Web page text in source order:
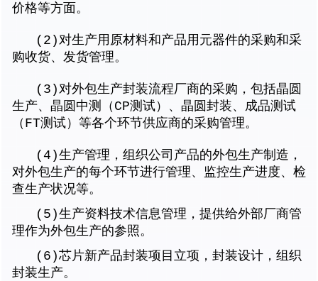
价格等方面。
(2)对生产用原材料和产品用元器件的采购和采
购收货、发货管理。
(3)对外包生产封装流程厂商的采购，包括晶圆
生产、晶圆中测（CP测试）、晶圆封装、成品测试
（FT测试）等各个环节供应商的采购管理。
(4)生产管理，组织公司产品的外包生产制造，
对外包生产的每个环节进行管理、监控生产进度、检
查生产状况等。
(5)生产资料技术信息管理，提供给外部厂商管
理作为外包生产的参照。
(6)芯片新产品封装项目立项，封装设计，组织
封装生产。